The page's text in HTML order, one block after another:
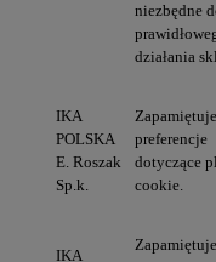
niezbędne
działania
IKA
POLSKA
E. Roszak
Sp.k.
Zapamiętuje
preferencje
dotyczące
cookie.
IKA
Zapamiętuje